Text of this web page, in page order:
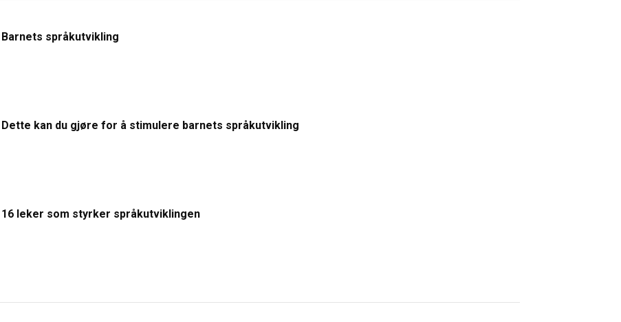
Barnets språkutvikling
Dette kan du gjøre for å stimulere barnets språkutvikling
16 leker som styrker språkutviklingen